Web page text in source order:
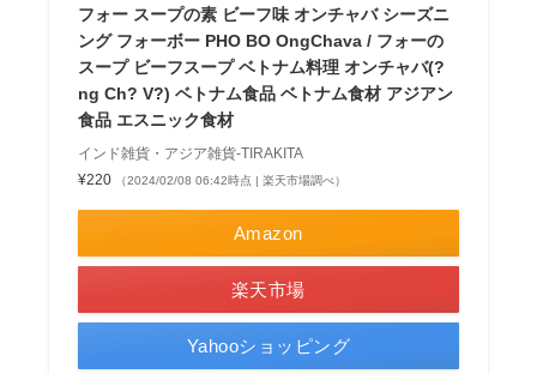
フォー スープの素 ビーフ味 オンチャバ シーズニ
ング フォーボー PHO BO OngChava / フォーの
スープ ビーフスープ ベトナム料理 オンチャバ(?
ng Ch? V?) ベトナム食品 ベトナム食材 アジアン
食品 エスニック食材
インド雑貨・アジア雑貨-TIRAKITA
¥220
（2024/02/08 06:42時点 | 楽天市場調べ）
Amazon
楽天市場
Yahooショッピング